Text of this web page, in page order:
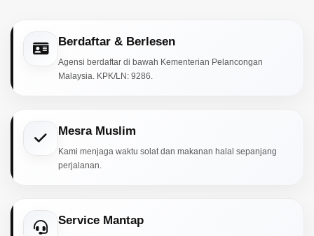
Berdaftar & Berlesen
Agensi berdaftar di bawah Kementerian Pelancongan
Malaysia. KPK/LN: 9286.
Mesra Muslim
Kami menjaga waktu solat dan makanan halal sepanjang
perjalanan.
Service Mantap